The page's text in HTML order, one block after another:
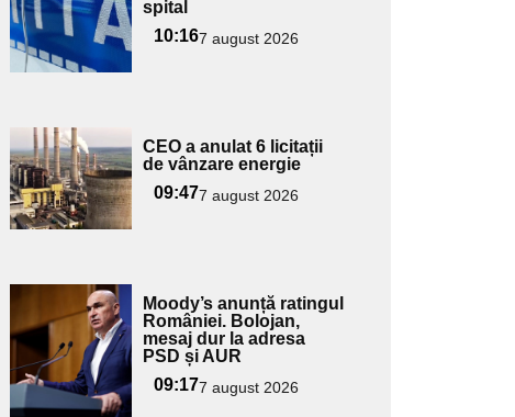
spital
10:167 august 2026
Adaugă
aici textul
pentru
subtitlu
CEO a anulat 6 licitații
de vânzare energie
09:477 august 2026
Adaugă
aici textul
pentru
subtitlu
Moody’s anunță ratingul
României. Bolojan,
mesaj dur la adresa
PSD și AUR
09:177 august 2026